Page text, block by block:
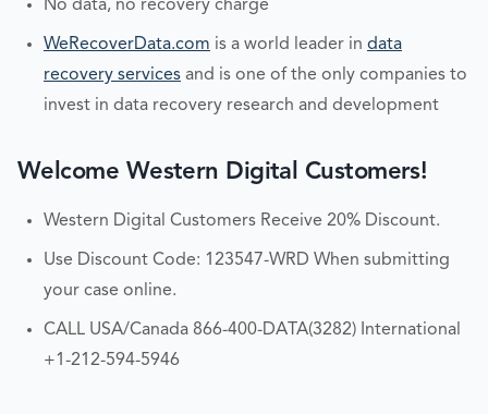
No data, no recovery charge
WeRecoverData.com is a world leader in data
recovery services and is one of the only companies to
invest in data recovery research and development
Welcome Western Digital Customers!
Western Digital Customers Receive 20% Discount.
Use Discount Code: 123547-WRD When submitting
your case online.
CALL USA/Canada 866-400-DATA(3282) International
+1-212-594-5946